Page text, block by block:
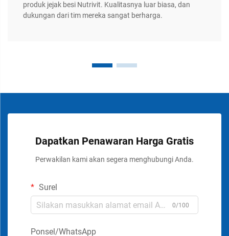
produk jejak besi Nutrivit. Kualitasnya luar biasa, dan
dukungan dari tim mereka sangat berharga.
Dapatkan Penawaran Harga Gratis
Perwakilan kami akan segera menghubungi Anda.
Surel
0/100
Ponsel/WhatsApp